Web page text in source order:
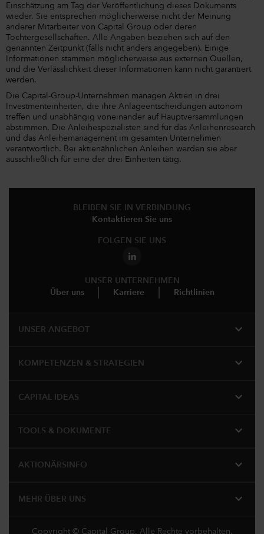
Einschätzung am Tag der Veröffentlichung dieses Dokuments
wieder. Sie entsprechen möglicherweise nicht der Meinung
anderer Mitarbeiter von Capital Group oder deren
Tochtergesellschaften. Alle Angaben beziehen sich auf den
genannten Zeitpunkt (falls nicht anders angegeben). Einige
Informationen stammen möglicherweise aus externen Quellen,
und die Verlässlichkeit dieser Informationen kann nicht garantiert
werden.
Die Capital-Group-Unternehmen managen Aktien in drei
Investmenteinheiten, die ihre Anlageentscheidungen autonom
treffen und unabhängig voneinander auf Hauptversammlungen
abstimmen. Die Anleihespezialisten sind für das Anleihenresearch
und das Anleihemanagement im gesamten Unternehmen
verantwortlich. Bei aktienähnlichen Anleihen werden sie aber
ausschließlich für eine der drei Einheiten tätig.
BLEIBEN SIE IN VERBINDUNG
Kontaktieren Sie uns
FOLGEN SIE UNS
UNSER UNTERNEHMEN
Über uns
Karriere Richtlinien
UNSER ANGEBOT expand_more
KOMPETENZEN & STRATEGIEN expand_more
CAPITAL IDEAS expand_more
TOOLS & DOKUMENTE expand_more
AKTIONÄRSINFO expand_more
MEHR ÜBER UNS expand_more
Copyright © Capital Group. Alle Rechte vorbehalten.